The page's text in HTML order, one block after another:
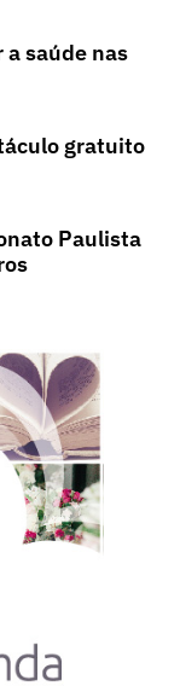
saúde nas
gratuito
Paulista